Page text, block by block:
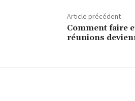
Article précédent
Comment faire
réunions